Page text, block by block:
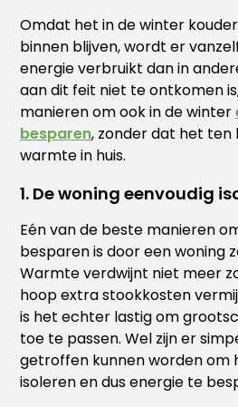
Omdat het in de winter
binnen blijven, wordt er
energie verbruikt dan in
aan dit feit niet te ontkomen
manieren om ook in de winter
besparen, zonder dat het ten
warmte in huis.
1. De woning eenvoudig
Eén van de beste manieren
besparen is door een woning
Warmte verdwijnt niet meer
hoop extra stookkosten
is het echter lastig om
toe te passen. Wel zijn er
getroffen kunnen worden om
isoleren en dus energie te